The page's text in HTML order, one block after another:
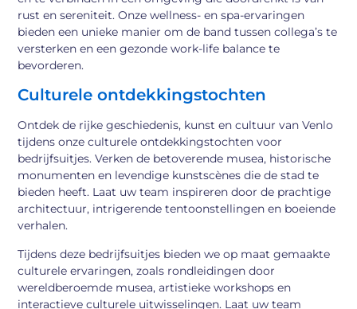
rust en sereniteit. Onze wellness- en spa-ervaringen
bieden een unieke manier om de band tussen collega’s te
versterken en een gezonde work-life balance te
bevorderen.
Culturele ontdekkingstochten
Ontdek de rijke geschiedenis, kunst en cultuur van Venlo
tijdens onze culturele ontdekkingstochten voor
bedrijfsuitjes. Verken de betoverende musea, historische
monumenten en levendige kunstscènes die de stad te
bieden heeft. Laat uw team inspireren door de prachtige
architectuur, intrigerende tentoonstellingen en boeiende
verhalen.
Tijdens deze bedrijfsuitjes bieden we op maat gemaakte
culturele ervaringen, zoals rondleidingen door
wereldberoemde musea, artistieke workshops en
interactieve culturele uitwisselingen. Laat uw team